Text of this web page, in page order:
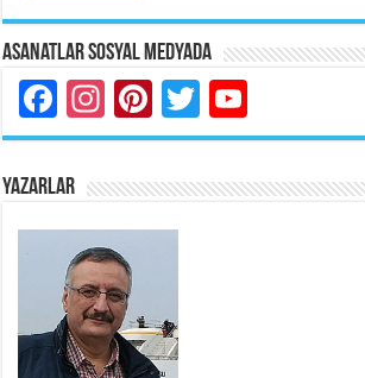
Asanatlar Sosyal Medyada
Facebook
Instagram
Pinterest
Twitter
YAZARLAR